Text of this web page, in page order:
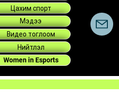
Цахим спорт
Мэдээ
Видео тоглоом
Нийтлэл
Women in Esports